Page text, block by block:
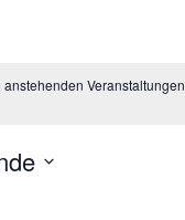
anstehenden Veranstaltungen